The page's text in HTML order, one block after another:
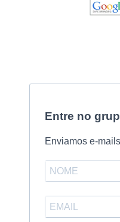
Entre no
Enviamos e-